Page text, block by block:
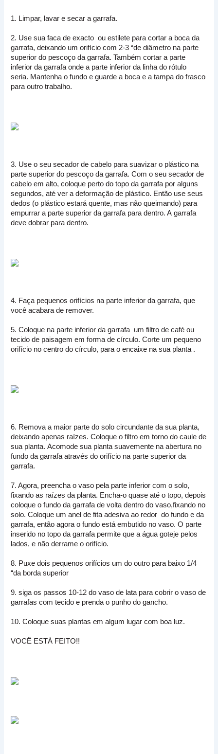
1. Limpar, lavar e secar a garrafa.
2. Use sua faca de exacto ou estilete para cortar a boca da
garrafa, deixando um orifício com 2-3 “de diâmetro na parte
superior do pescoço da garrafa. Também cortar a parte
inferior da garrafa onde a parte inferior da linha do rótulo
seria. Mantenha o fundo e guarde a boca e a tampa do frasco
para outro trabalho.
3. Use o seu secador de cabelo para suavizar o plástico na
parte superior do pescoço da garrafa. Com o seu secador de
cabelo em alto, coloque perto do topo da garrafa por alguns
segundos, até ver a deformação de plástico. Então use seus
dedos (o plástico estará quente, mas não queimando) para
empurrar a parte superior da garrafa para dentro. A garrafa
deve dobrar para dentro.
4. Faça pequenos orifícios na parte inferior da garrafa, que
você acabara de remover.
5. Coloque na parte inferior da garrafa um filtro de café ou
tecido de paisagem em forma de círculo. Corte um pequeno
orifício no centro do círculo, para o encaixe na sua planta .
6. Remova a maior parte do solo circundante da sua planta,
deixando apenas raízes. Coloque o filtro em torno do caule de
sua planta.Acomode sua planta suavemente na abertura no
fundo da garrafa através do orifício na parte superior da
garrafa.
7. Agora, preencha o vaso pela parte inferior com o solo,
fixando as raízes da planta. Encha-o quase até o topo, depois
coloque o fundo da garrafa de volta dentro do vaso,fixando no
solo. Coloque um anel de fita adesiva ao redor do fundo e da
garrafa, então agora o fundo está embutido no vaso.O parte
inserido no topo da garrafa permite que a água goteje pelos
lados, e não derrame o orifício.
8. Puxe dois pequenos orifícios um do outro para baixo 1/4
“da borda superior
9. siga os passos 10-12 do vaso de lata para cobrir o vaso de
garrafas com tecido e prenda o punho do gancho.
10. Coloque suas plantas em algum lugar com boa luz.
VOCÊ ESTÁ FEITO!!